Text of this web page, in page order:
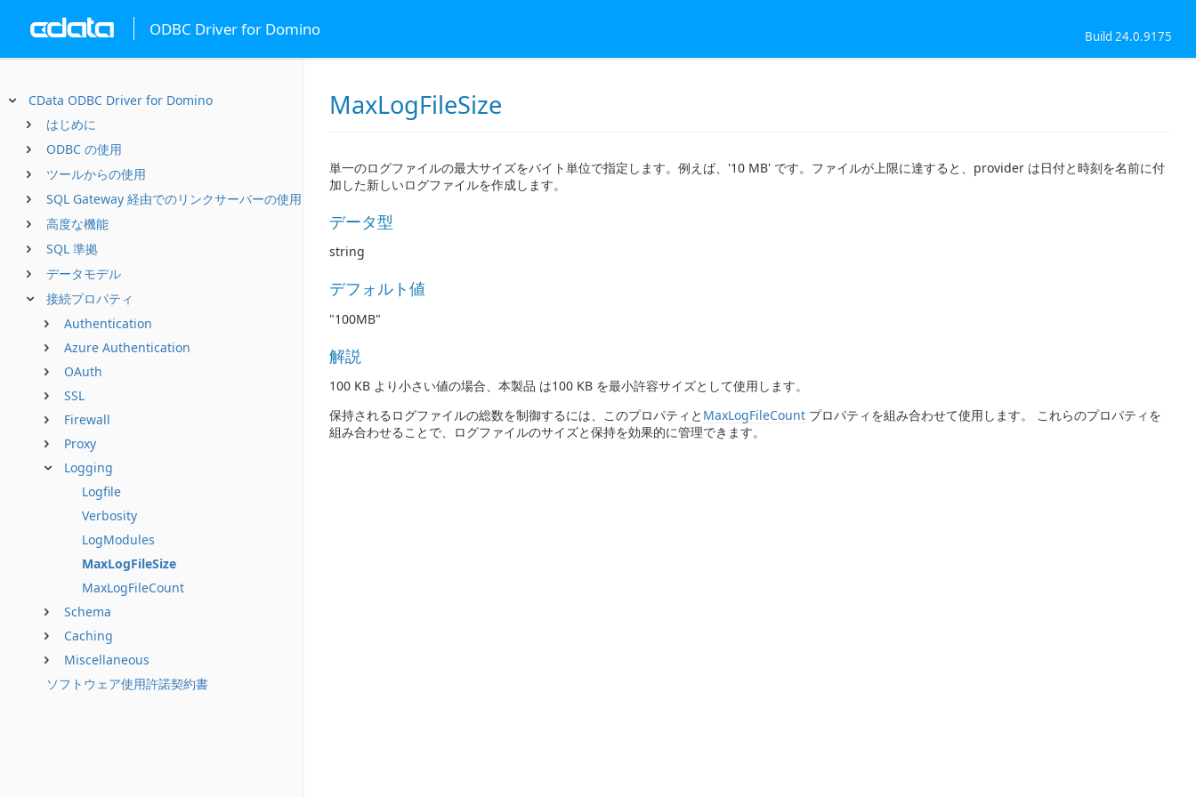
ODBC Driver for Domino Build 24.0.9175
CData ODBC Driver for Domino
はじめに
ODBC の使用
ツールからの使用
SQL Gateway 経由でのリンクサーバーの使用
高度な機能
SQL 準拠
データモデル
接続プロパティ
Authentication
Azure Authentication
OAuth
SSL
Firewall
Proxy
Logging
Logfile
Verbosity
LogModules
MaxLogFileSize
MaxLogFileCount
Schema
Caching
Miscellaneous
ソフトウェア使用許諾契約書
MaxLogFileSize
単一のログファイルの最大サイズをバイト単位で指定します。例えば、'10 MB' です。ファイルが上限に達すると、provider は日付と時刻を名前に付
加した新しいログファイルを作成します。
データ型
string
デフォルト値
"100MB"
解説
100 KB より小さい値の場合、本製品 は100 KB を最小許容サイズとして使用します。
保持されるログファイルの総数を制御するには、このプロパティと MaxLogFileCount プロパティを組み合わせて使用します。 これらのプロパティを
組み合わせることで、ログファイルのサイズと保持を効果的に管理できます。